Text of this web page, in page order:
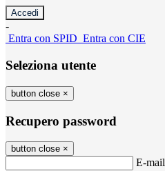
-
Entra con SPID Entra con CIE
Seleziona utente
button close ×
Recupero password
button close ×
E-mail